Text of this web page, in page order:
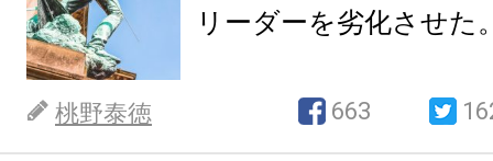
リーダーを劣化させた
桃野泰徳 663